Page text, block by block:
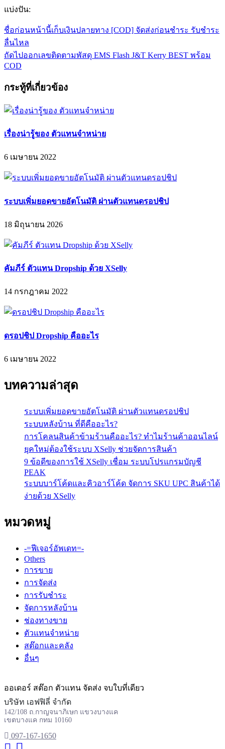
แบ่งปัน:
ชื่อก่อนหน้านี้เก็บเงินปลายทาง [COD] จัดส่งก่อนชำระ รับชำระ
ลื่นไหล
ถัดไปออกเลขติดตามพัสดุ EMS Flash J&T Kerry BEST พร้อม
COD
กระทู้ที่เกี่ยวข้อง
เรื่องน่ารู้ของ ตัวแทนจำหน่าย
6 เมษายน 2022
ระบบเพิ่มยอดขายอัตโนมัติ ผ่านตัวแทนดรอปชิป
18 มิถุนายน 2026
คัมภีร์ ตัวแทน Dropship ด้วย XSelly
14 กรกฎาคม 2022
ดรอปชิป Dropship คืออะไร
6 เมษายน 2022
บทความล่าสุด
ระบบเพิ่มยอดขายอัตโนมัติ ผ่านตัวแทนดรอปชิป
ระบบหลังบ้าน ที่ดีคืออะไร?
การโคลนสินค้าข้ามร้านคืออะไร? ทำไมร้านค้าออนไลน์
ยุคใหม่ต้องใช้ระบบ XSelly ช่วยจัดการสินค้า
9 ข้อดีของการใช้ XSelly เชื่อม ระบบโปรแกรมบัญชี
PEAK
ระบบบาร์โค้ดและคิวอาร์โค้ด จัดการ SKU UPC สินค้าได้
ง่ายด้วย XSelly
หมวดหมู่
-=ฟีเจอร์อัพเดท=-
Others
การขาย
การจัดส่ง
การรับชำระ
จัดการหลังบ้าน
ช่องทางขาย
ตัวแทนจำหน่าย
สต๊อกและคลัง
อื่นๆ
ออเดอร์ สต๊อก ตัวแทน จัดส่ง จบใบที่เดียว
บริษัท เอฟฟิลี่ จำกัด
142/108 ถ.กาญจนาภิเษก แขวงบางแค
เขตบางแค กทม 10160
097-167-1650